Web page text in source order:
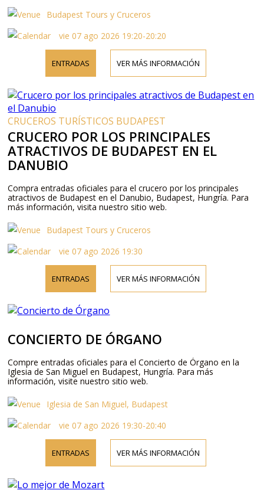
Budapest Tours y Cruceros
vie 07 ago 2026 19:20-20:20
ENTRADAS VER MÁS INFORMACIÓN
CRUCEROS TURÍSTICOS BUDAPEST
CRUCERO POR LOS PRINCIPALES
ATRACTIVOS DE BUDAPEST EN EL
DANUBIO
Compra entradas oficiales para el crucero por los principales
atractivos de Budapest en el Danubio, Budapest, Hungría. Para
más información, visita nuestro sitio web.
Budapest Tours y Cruceros
vie 07 ago 2026 19:30
ENTRADAS VER MÁS INFORMACIÓN
CONCIERTO DE ÓRGANO
Compre entradas oficiales para el Concierto de Órgano en la
Iglesia de San Miguel en Budapest, Hungría. Para más
información, visite nuestro sitio web.
Iglesia de San Miguel, Budapest
vie 07 ago 2026 19:30-20:40
ENTRADAS VER MÁS INFORMACIÓN